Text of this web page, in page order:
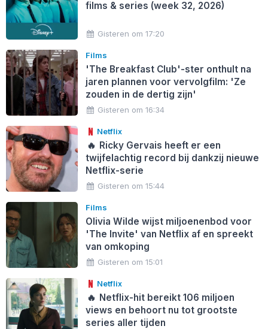
films & series (week 32, 2026)
Gisteren om 17:20
Films
'The Breakfast Club'-ster onthult na
jaren plannen voor vervolgfilm: 'Ze
zouden in de dertig zijn'
Gisteren om 16:34
Netflix
🔥 Ricky Gervais heeft er een
twijfelachtig record bij dankzij nieuwe
Netflix-serie
Gisteren om 15:44
Films
Olivia Wilde wijst miljoenenbod voor
'The Invite' van Netflix af en spreekt
van omkoping
Gisteren om 15:01
Netflix
🔥 Netflix-hit bereikt 106 miljoen
views en behoort nu tot grootste
series aller tijden